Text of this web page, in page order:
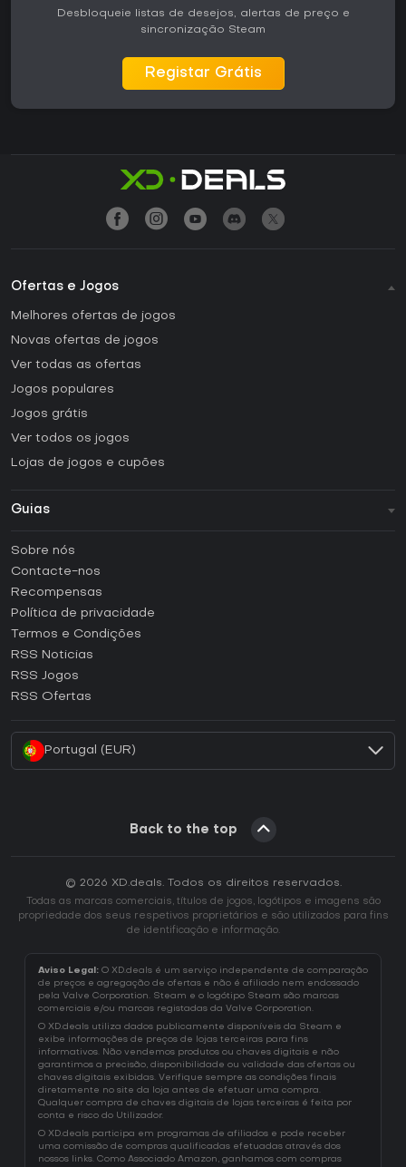
Desbloqueie listas de desejos, alertas de preço e
sincronização Steam
Registar Grátis
Ofertas e Jogos
Melhores ofertas de jogos
Novas ofertas de jogos
Ver todas as ofertas
Jogos populares
Jogos grátis
Ver todos os jogos
Lojas de jogos e cupões
Guias
Como ativar uma CD Key Steam?
Como ativar uma CD Key Epic Games?
Como ativar uma CD Key GOG?
Como ativar uma CD Key Ubisoft Connect?
Sobre nós
Contacte-nos
Recompensas
Política de privacidade
Termos e Condições
RSS Noticias
RSS Jogos
RSS Ofertas
Portugal (EUR)
Back to the top
© 2026 XD.deals. Todos os direitos reservados.
Todas as marcas comerciais, títulos de jogos, logótipos e imagens são
propriedade dos seus respetivos proprietários e são utilizados para fins
de identificação e informação.
Aviso Legal: O XD.deals é um serviço independente de comparação
de preços e agregação de ofertas e não é afiliado nem endossado
pela Valve Corporation. Steam e o logótipo Steam são marcas
comerciais e/ou marcas registadas da Valve Corporation.
O XD.deals utiliza dados publicamente disponíveis da Steam e
exibe informações de preços de lojas terceiras para fins
informativos. Não vendemos produtos ou chaves digitais e não
garantimos a precisão, disponibilidade ou validade das ofertas ou
chaves digitais exibidas. Verifique sempre as condições finais
diretamente no site da loja antes de efetuar uma compra.
Qualquer compra de chaves digitais de lojas terceiras é feita por
conta e risco do Utilizador.
O XD.deals participa em programas de afiliados e pode receber
uma comissão de compras qualificadas efetuadas através dos
nossos links. Como Associado Amazon, ganhamos com compras